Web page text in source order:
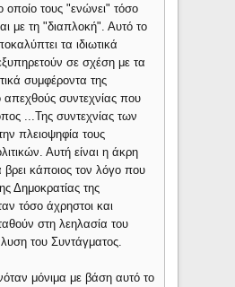
οποίο τους "ενώνει" τόσο
με τη "διαπλοκή". Αυτό το
τα ιδιωτικά
σε σχέση με τα
συμφέροντα της
απεχθούς συντεχνίας που
...Της συντεχνίας των
πλειοψηφία τους
Αυτή είναι η άκρη
βρει κάποιος τον λόγο που
Δημοκρατίας της
τόσο άχρηστοι και
στη λεηλασία του
του Συντάγματος.
μόνιμα με βάση αυτό το